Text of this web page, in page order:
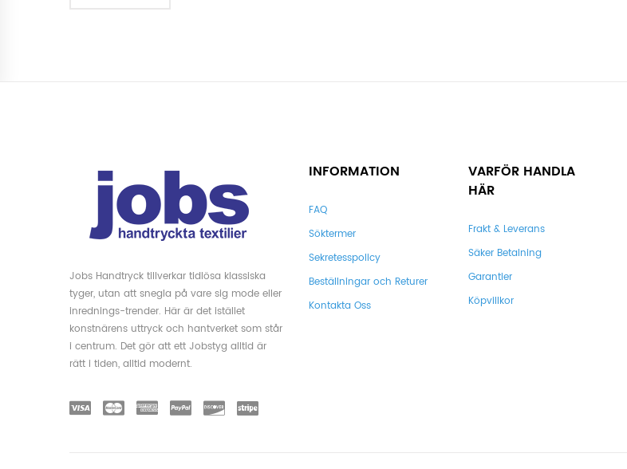
Jobs Handtryck tillverkar tidlösa klassiska
tyger, utan att snegla på vare sig mode eller
inrednings-trender. Här är det istället
konstnärens uttryck och hantverket som står
i centrum. Det gör att ett Jobstyg alltid är
rätt i tiden, alltid modernt.
INFORMATION
FAQ
Söktermer
Sekretesspolicy
Beställningar och Returer
Kontakta Oss
VARFÖR HANDLA
HÄR
Frakt & Leverans
Säker Betalning
Garantier
Köpvillkor